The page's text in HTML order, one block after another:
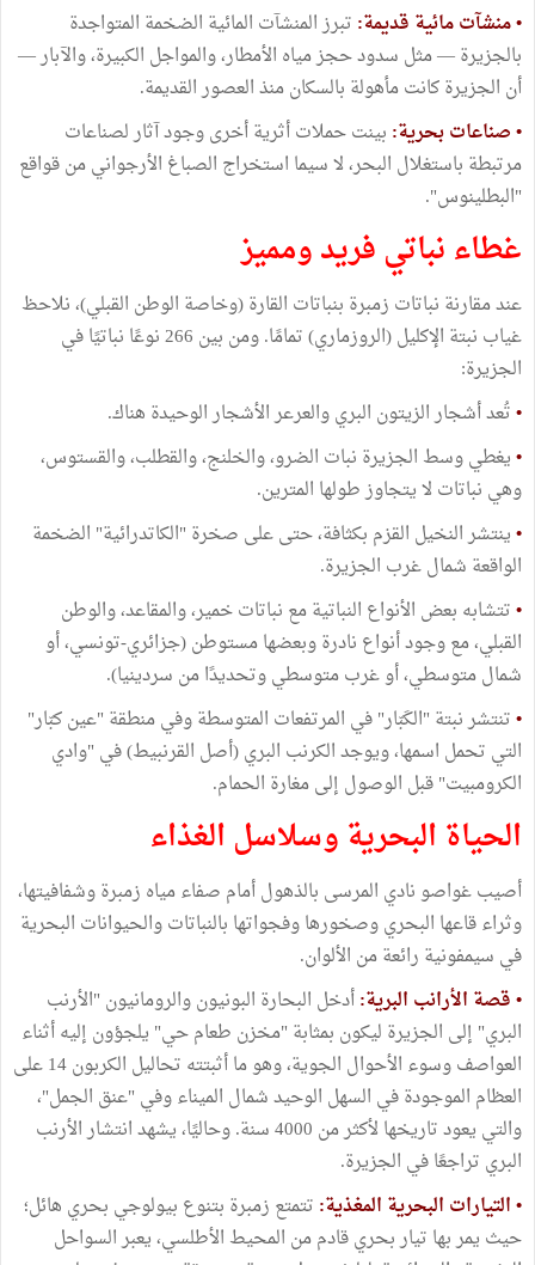
• منشآت مائية قديمة: تبرز المنشآت المائية الضخمة المتواجدة
بالجزيرة — مثل سدود حجز مياه الأمطار، والمواجل الكبيرة، والآبار —
أن الجزيرة كانت مأهولة بالسكان منذ العصور القديمة.
• صناعات بحرية: بينت حملات أثرية أخرى وجود آثار لصناعات
مرتبطة باستغلال البحر، لا سيما استخراج الصباغ الأرجواني من قواقع
"البطلينوس".
غطاء نباتي فريد ومميز
عند مقارنة نباتات زمبرة بنباتات القارة (وخاصة الوطن القبلي)، نلاحظ
غياب نبتة الإكليل (الروزماري) تمامًا. ومن بين 266 نوعًا نباتيًا في
الجزيرة:
•تُعد أشجار الزيتون البري والعرعر الأشجار الوحيدة هناك.
•يغطي وسط الجزيرة نبات الضرو، والخلنج، والقطلب، والقستوس،
وهي نباتات لا يتجاوز طولها المترين.
•ينتشر النخيل القزم بكثافة، حتى على صخرة "الكاتدرائية" الضخمة
الواقعة شمال غرب الجزيرة.
•تتشابه بعض الأنواع النباتية مع نباتات خمير، والمقاعد، والوطن
القبلي، مع وجود أنواع نادرة وبعضها مستوطن (جزائري-تونسي، أو
شمال متوسطي، أو غرب متوسطي وتحديدًا من سردينيا).
•تنتشر نبتة "الكَبّار" في المرتفعات المتوسطة وفي منطقة "عين كبّار"
التي تحمل اسمها، ويوجد الكرنب البري (أصل القرنبيط) في "وادي
الكرومبيت" قبل الوصول إلى مغارة الحمام.
الحياة البحرية وسلاسل الغذاء
أصيب غواصو نادي المرسى بالذهول أمام صفاء مياه زمبرة وشفافيتها،
وثراء قاعها البحري وصخورها وفجواتها بالنباتات والحيوانات البحرية
في سيمفونية رائعة من الألوان.
• قصة الأرانب البرية:أدخل البحارة البونيون والرومانيون "الأرنب
البري" إلى الجزيرة ليكون بمثابة "مخزن طعام حي" يلجؤون إليه أثناء
العواصف وسوء الأحوال الجوية، وهو ما أثبتته تحاليل الكربون 14 على
العظام الموجودة في السهل الوحيد شمال الميناء وفي "عنق الجمل"،
والتي يعود تاريخها لأكثر من 4000 سنة. وحاليًا، يشهد انتشار الأرنب
البري تراجعًا في الجزيرة.
• التيارات البحرية المغذية: تتمتع زمبرة بتنوع بيولوجي بحري هائل؛
حيث يمر بها تيار بحري قادم من المحيط الأطلسي، يعبر السواحل